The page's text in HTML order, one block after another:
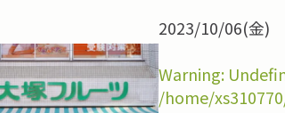
2023/10/06(金)
Warning:
/home/